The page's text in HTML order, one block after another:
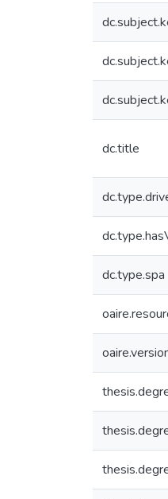
dc.title
dc.type.spa